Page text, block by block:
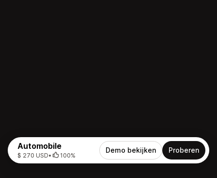
Automobile
$ 270 USD• 100%
Demo bekijken Proberen